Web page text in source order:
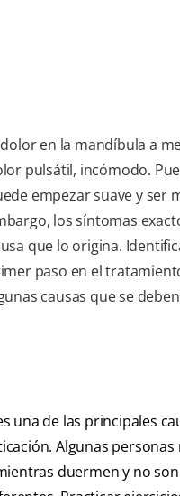
dolor en la mandíbula a
pulsátil, incómodo.
empezar suave y ser
los síntomas
que lo origina.
paso en el
causas que se
una de las principales
Algunas
duermen y no son